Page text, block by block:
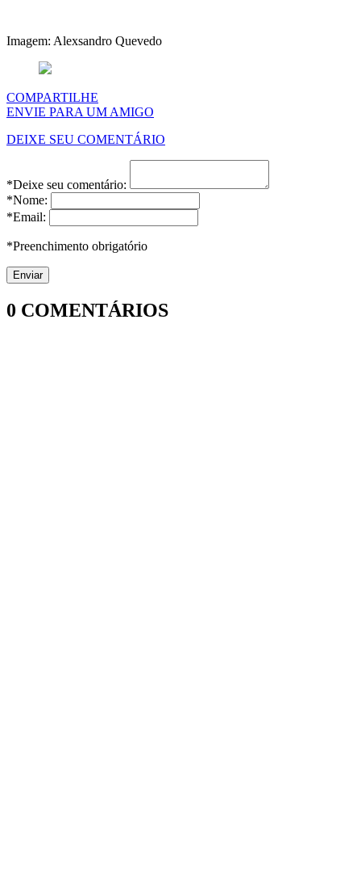
Imagem: Alexsandro Quevedo
COMPARTILHE
ENVIE PARA UM AMIGO
DEIXE SEU COMENTÁRIO
*Deixe seu comentário:
*Nome:
*Email:
*Preenchimento obrigatório
0 COMENTÁRIOS